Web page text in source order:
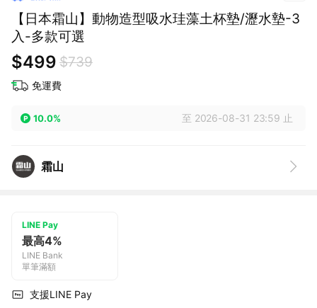
【日本霜山】動物造型吸水珪藻土杯墊/瀝水墊-3
入-多款可選
$499 $739
免運費
10.0% 至 2026-08-31 23:59 止
霜山
LINE Pay
最高4%
LINE Bank
單筆滿額
支援LINE Pay